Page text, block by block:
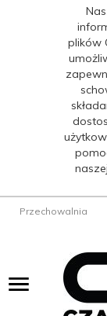
plików
Przechowalnia